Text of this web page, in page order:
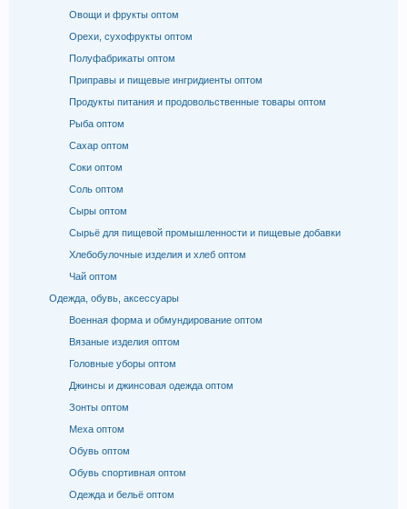
Овощи и фрукты оптом
Орехи, сухофрукты оптом
Полуфабрикаты оптом
Приправы и пищевые ингридиенты оптом
Продукты питания и продовольственные товары оптом
Рыба оптом
Сахар оптом
Соки оптом
Соль оптом
Сыры оптом
Сырьё для пищевой промышленности и пищевые добавки
Хлебобулочные изделия и хлеб оптом
Чай оптом
Одежда, обувь, аксессуары
Военная форма и обмундирование оптом
Вязаные изделия оптом
Головные уборы оптом
Джинсы и джинсовая одежда оптом
Зонты оптом
Меха оптом
Обувь оптом
Обувь спортивная оптом
Одежда и бельё оптом